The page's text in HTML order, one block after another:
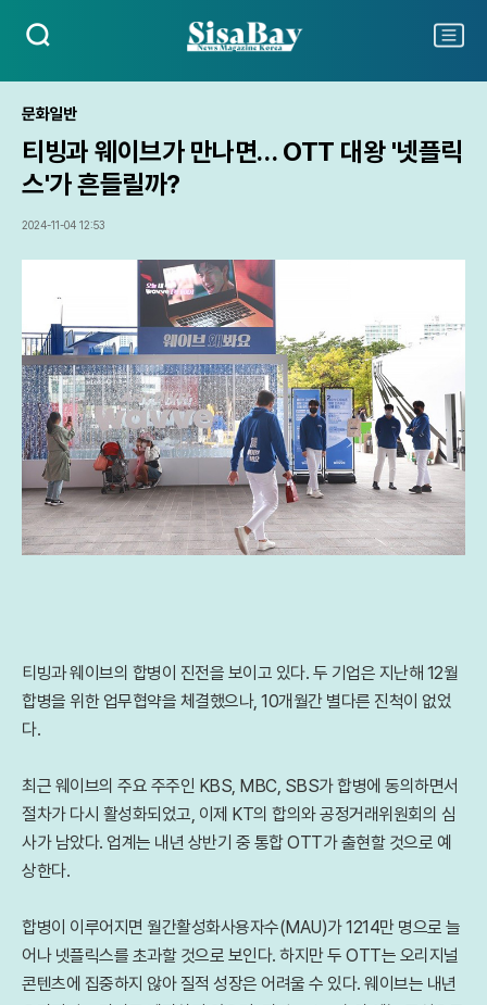
검
주
서
메
뉴
문화일반
티빙과 웨이브가 만나면… OTT 대왕 '넷플릭
스'가 흔들릴까?
2024-11-04 12:53
티빙과 웨이브의 합병이 진전을 보이고 있다. 두 기업은 지난해 12월
합병을 위한 업무협약을 체결했으나, 10개월간 별다른 진척이 없었
다.
최근 웨이브의 주요 주주인 KBS, MBC, SBS가 합병에 동의하면서
절차가 다시 활성화되었고, 이제 KT의 합의와 공정거래위원회의 심
사가 남았다. 업계는 내년 상반기 중 통합 OTT가 출현할 것으로 예
상한다.
합병이 이루어지면 월간활성화사용자수(MAU)가 1214만 명으로 늘
어나 넷플릭스를 초과할 것으로 보인다. 하지만 두 OTT는 오리지널
콘텐츠에 집중하지 않아 질적 성장은 어려울 수 있다. 웨이브는 내년